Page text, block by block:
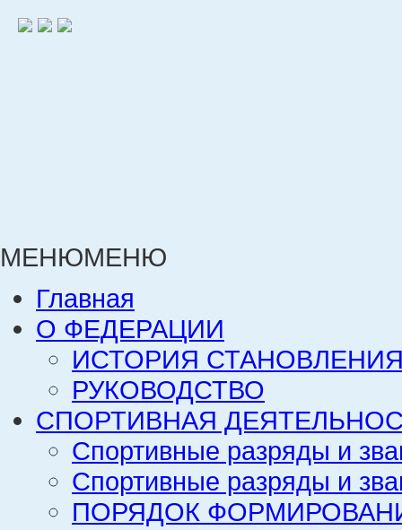
МЕНЮМЕНЮ
Главная
О ФЕДЕРАЦИИ
ИСТОРИЯ
РУКОВОДСТВО
СПОРТИВНАЯ
Спортивные разряды и
Спортивные разряды и
ПОРЯДОК